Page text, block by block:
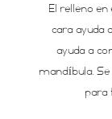
El relleno en
cara ayuda
ayuda a
mandíbula.
para